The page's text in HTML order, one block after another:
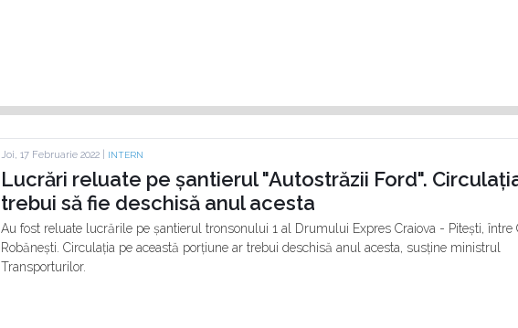
Joi, 17 Februarie 2022 | INTERN
Lucrări reluate pe șantierul "Autostrăzii Ford".
trebui să fie deschisă anul acesta
Au fost reluate lucrările pe șantierul tronsonului 1 al Drumului Expres Craiova - Pitești, între
Robănești. Circulația pe această porțiune ar trebui deschisă anul acesta, susține ministrul
Transporturilor.